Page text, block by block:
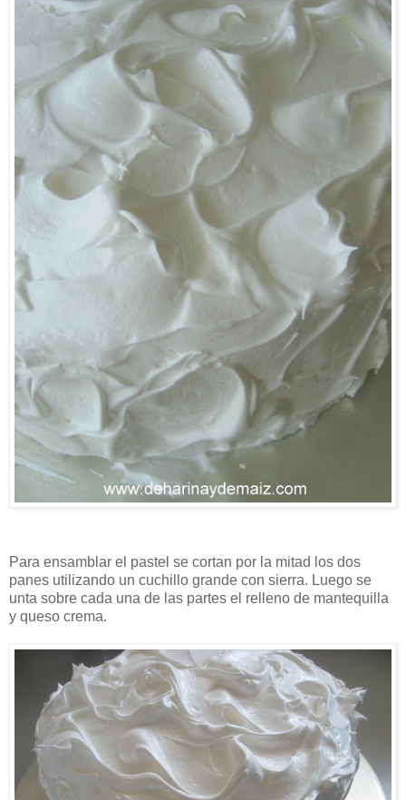
Para ensamblar el pastel se cortan por la mitad los dos
panes utilizando un cuchillo grande con sierra. Luego se
unta sobre cada una de las partes el relleno de mantequilla
y queso crema.